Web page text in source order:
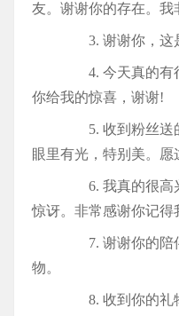
友。谢谢你的存在。
3. 谢谢你，这是
4. 今天真的有
你给我的惊喜，谢谢!
5. 收到粉丝送的
眼里有光，特别美。愿
6. 我真的很高
惊讶。非常感谢你记
7. 谢谢你的陪
物。
8. 收到你的礼